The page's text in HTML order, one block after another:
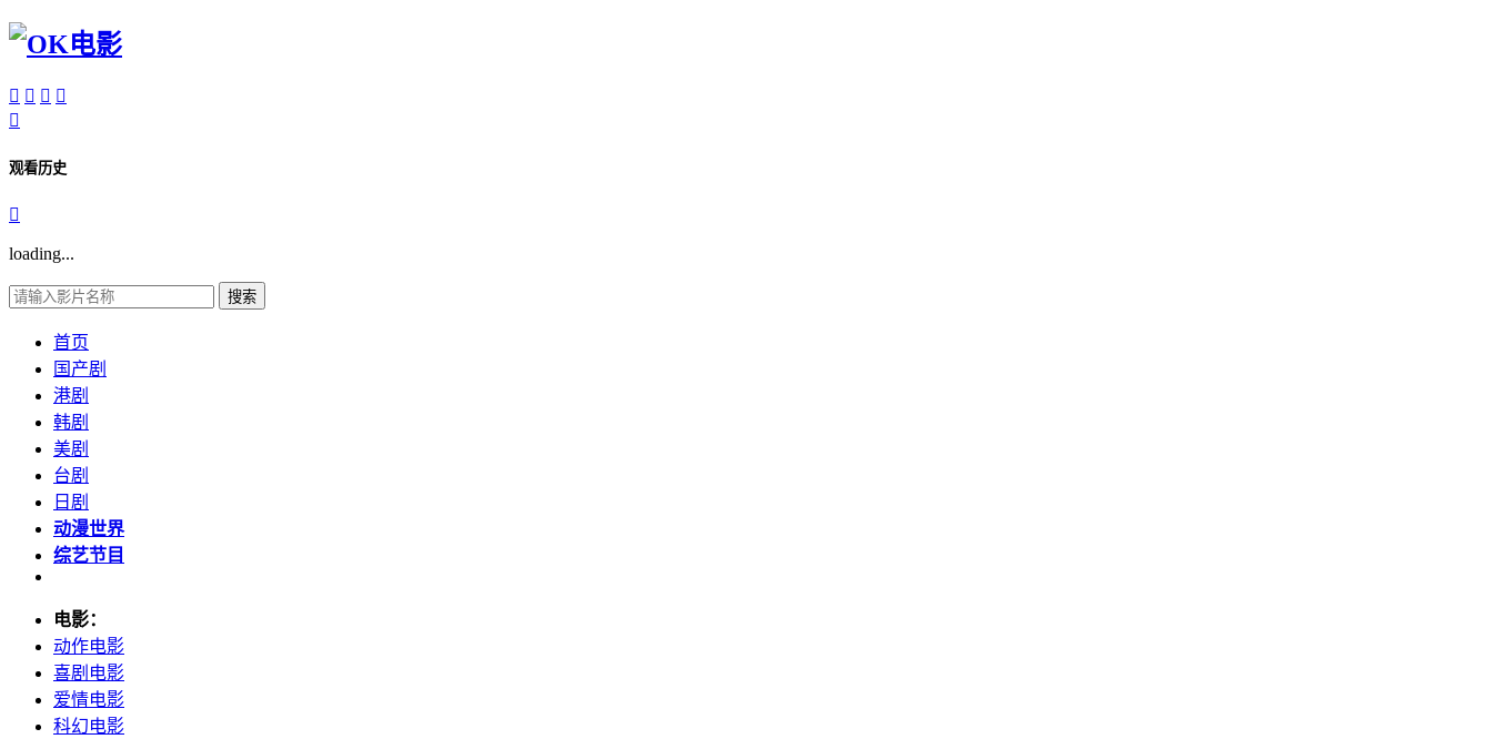
   

观看历史

loading...
搜索
首页
国产剧
港剧
韩剧
美剧
台剧
日剧
动漫世界
综艺节目
电影：
动作电影
喜剧电影
爱情电影
科幻电影